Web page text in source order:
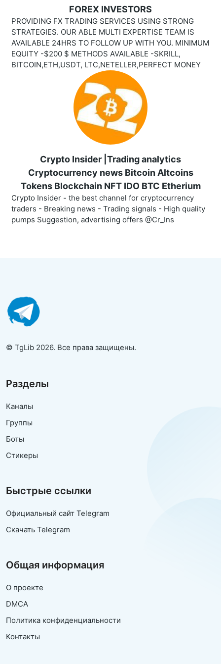
FOREX INVESTORS
PROVIDING FX TRADING SERVICES USING STRONG
STRATEGIES. OUR ABLE MULTI EXPERTISE TEAM IS
AVAILABLE 24HRS TO FOLLOW UP WITH YOU. MINIMUM
EQUITY -$200 $ METHODS AVAILABLE -SKRILL,
BITCOIN,ETH,USDT, LTC,NETELLER,PERFECT MONEY
Crypto Insider |Trading analytics
Cryptocurrency news Bitcoin Altcoins
Tokens Blockchain NFT IDO BTC Etherium
Crypto Insider - the best channel for cryptocurrency
traders - Breaking news - Trading signals - High quality
pumps Suggestion, advertising offers @Cr_Ins
© TgLib 2026. Все права защищены.
Разделы
Каналы
Группы
Боты
Стикеры
Быстрые ссылки
Официальный сайт Telegram
Скачать Telegram
Общая информация
О проекте
DMCA
Политика конфиденциальности
Контакты